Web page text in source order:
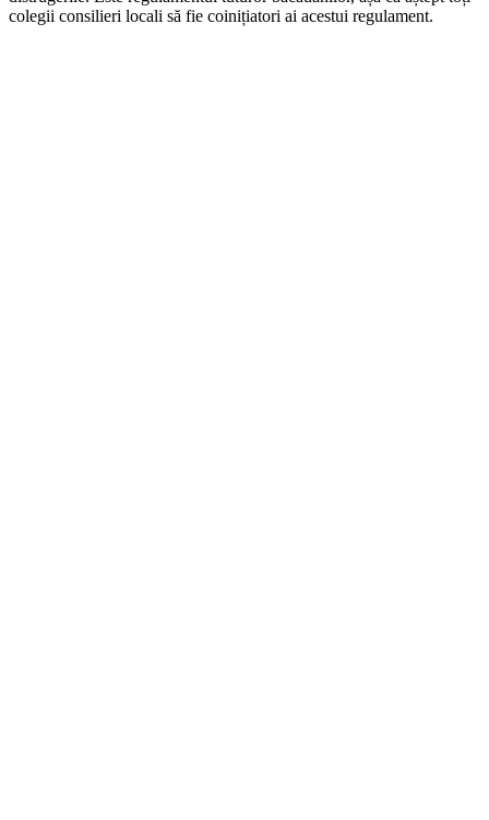
colegii consilieri locali să fie coinițiatori ai acestui regulament.